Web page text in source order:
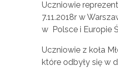
k
o
Uczniowie
7.11.2018r w
w Polsce i Europie
Uczniowie z koła
które odbyły się w